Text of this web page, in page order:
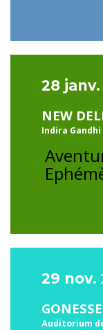
28 janv.
NEW
Indira
29 nov.
Auditorium